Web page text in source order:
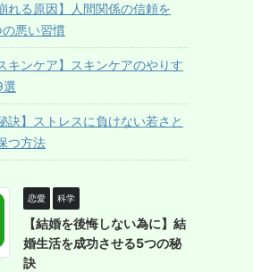
れる原因】人間関係の信頼を
悪い習慣
キンケア】スキンケアのやりす
選
訣】ストレスに負けない若さと
つ方法
恋愛 科学
【結婚を後悔しない為に】結
婚生活を成功させる5つの秘
訣